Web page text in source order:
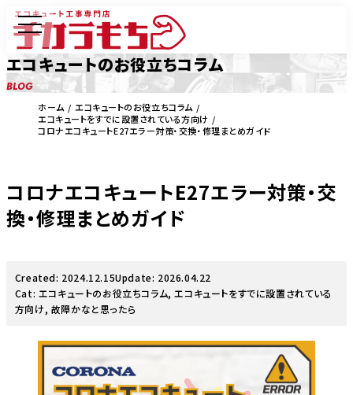
エコキュートのお役立ちコラム
BLOG
ホーム
エコキュートのお役立ちコラム
エコキュートをすでに設置されている方向け
コロナエコキュートE27エラー対策・交換・修理まとめガイド
コロナエコキュートE27エラー対策・交
換・修理まとめガイド
Created: 2024.12.15Update: 2026.04.22
Cat: エコキュートのお役立ちコラム,エコキュートをすでに設置されている
方向け, 故障かなと思ったら